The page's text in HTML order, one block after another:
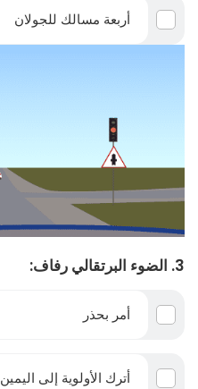
أربعة مسالك للجولان
3. الضوء البرتقالي رفاف:
أمر بحذر
أترك الأولوية إلى اليمين